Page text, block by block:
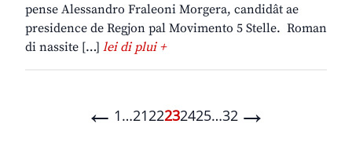
pense Alessandro Fraleoni Morgera, candidât ae
presidence de Regjon pal Movimento 5 Stelle. Roman
di nassite […] lei di plui +
← 1…2122232425…32 →